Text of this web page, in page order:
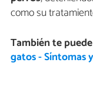
como su
También te
gatos - Síntomas